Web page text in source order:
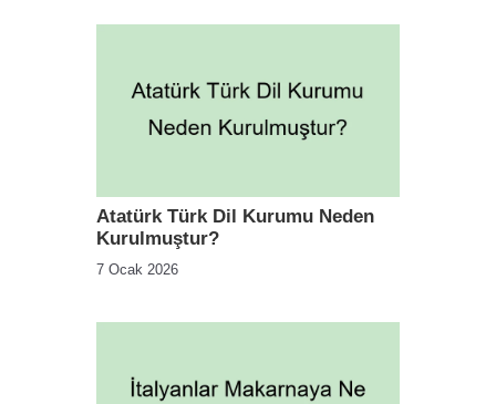
Atatürk Türk Dil Kurumu Neden
Kurulmuştur?
7 Ocak 2026